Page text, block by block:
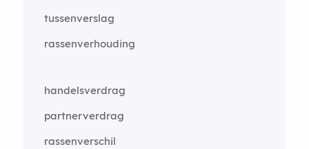
tussenverslag
rassenverhouding
handelsverdrag
partnerverdrag
rassenverschil